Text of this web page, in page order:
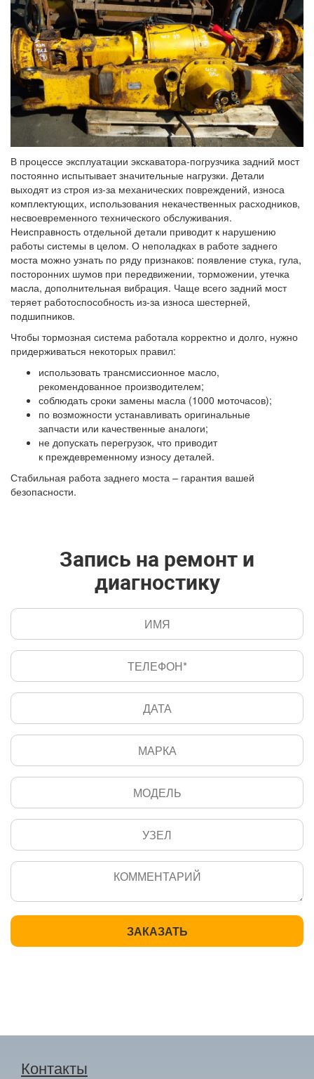
В процессе эксплуатации экскаватора-погрузчика задний мост
постоянно испытывает значительные нагрузки. Детали
выходят из строя из-за механических повреждений, износа
комплектующих, использования некачественных расходников,
несвоевременного технического обслуживания.
Неисправность отдельной детали приводит к нарушению
работы системы в целом. О неполадках в работе заднего
моста можно узнать по ряду признаков: появление стука, гула,
посторонних шумов при передвижении, торможении, утечка
масла, дополнительная вибрация. Чаще всего задний мост
теряет работоспособность из-за износа шестерней,
подшипников.
Чтобы тормозная система работала корректно и долго, нужно
придерживаться некоторых правил:
использовать трансмиссионное масло,
рекомендованное производителем;
соблюдать сроки замены масла (1000 моточасов);
по возможности устанавливать оригинальные
запчасти или качественные аналоги;
не допускать перегрузок, что приводит
к преждевременному износу деталей.
Стабильная работа заднего моста – гарантия вашей
безопасности.
Запись на ремонт и
диагностику
Контакты